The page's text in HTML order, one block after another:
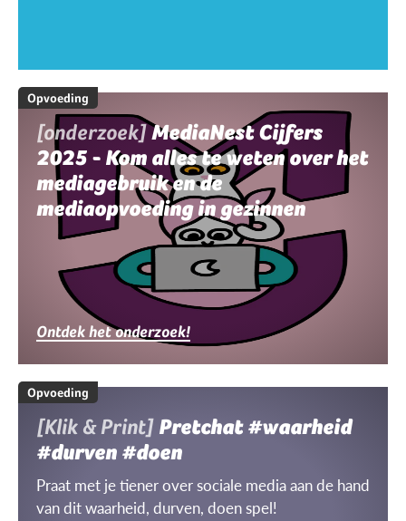
Opvoeding
[onderzoek]MediaNest Cijfers
2025 - Kom alles te weten over het
mediagebruik en de
mediaopvoeding in gezinnen
Ontdek het onderzoek!
Opvoeding
[Klik & Print] Pretchat #waarheid
#durven #doen
Praat met je tiener over sociale media aan de hand
van dit waarheid, durven, doen spel!